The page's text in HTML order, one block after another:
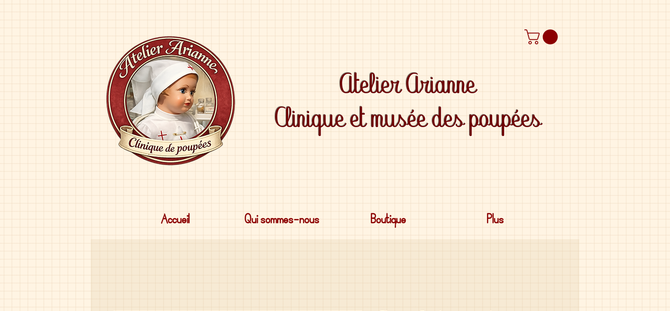
Atelier Arianne
Clinique et musée des poupées
Accueil Qui sommes-nous Boutique Plus